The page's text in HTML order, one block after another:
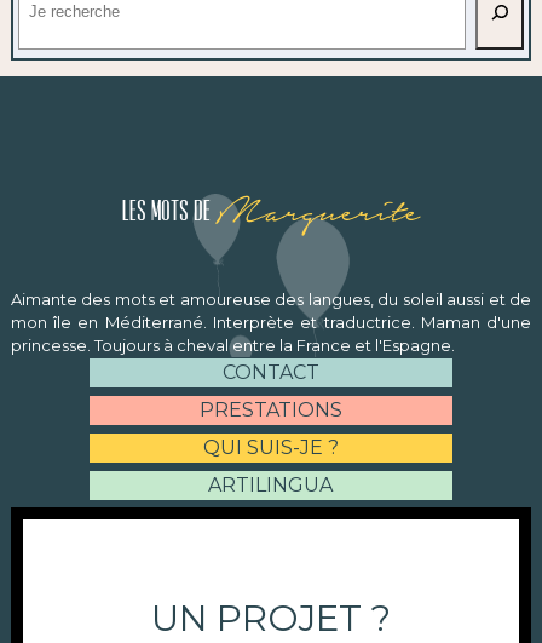
Les mots de Marguerite
Aimante des mots et amoureuse des langues, du soleil aussi et de
mon île en Méditerrané. Interprète et traductrice. Maman d'une
princesse. Toujours à cheval entre la France et l'Espagne.
CONTACT
PRESTATIONS
QUI SUIS-JE ?
ARTILINGUA
UN PROJET ?